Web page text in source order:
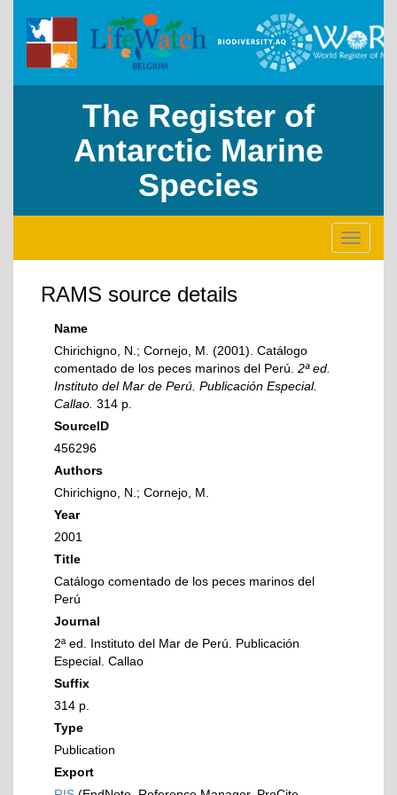
The Register of
Antarctic Marine
Species
Toggle
RAMS source details
Name
Chirichigno, N.; Cornejo, M. (2001). Catálogo
comentado de los peces marinos del Perú. 2ª ed.
Instituto del Mar de Perú. Publicación Especial.
Callao. 314 p.
SourceID
456296
Authors
Chirichigno, N.; Cornejo, M.
Year
2001
Title
Catálogo comentado de los peces marinos del
Perú
Journal
2ª ed. Instituto del Mar de Perú. Publicación
Especial. Callao
Suffix
314 p.
Type
Publication
Export